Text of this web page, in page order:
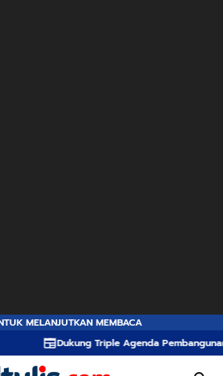
MELANJUTKAN MEMBACA
Dukung Triple Agenda Pembangunan,